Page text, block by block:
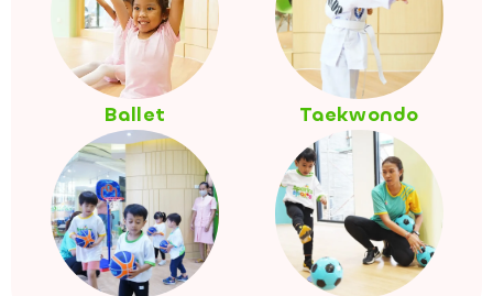
Ballet Taekwondo